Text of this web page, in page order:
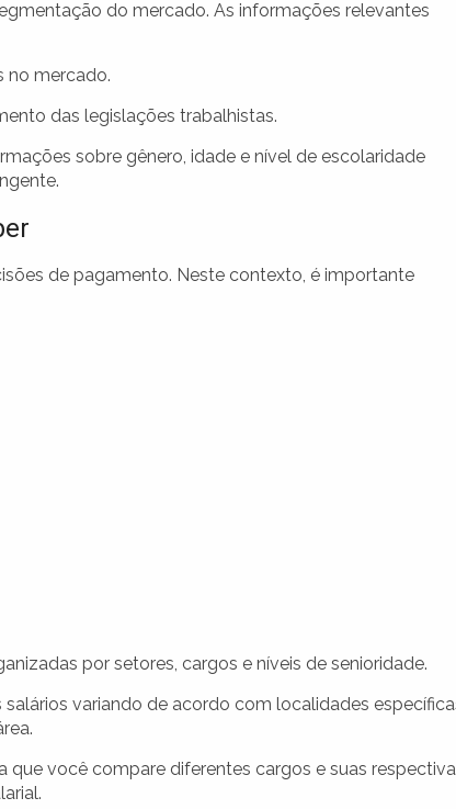
do mercado. As informações relevantes
no mercado.
das legislações trabalhistas.
sobre gênero, idade e nível de escolaridade
de pagamento. Neste contexto, é importante
por setores, cargos e níveis de senioridade.
salários variando de acordo com localidades
que você compare diferentes cargos e suas